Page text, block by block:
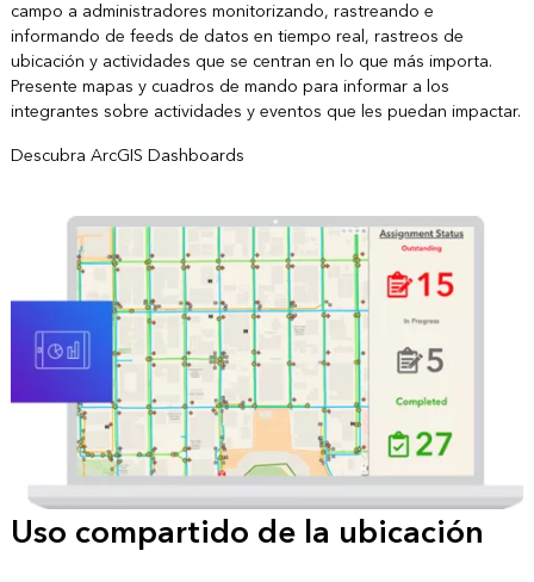
campo a administradores monitorizando, rastreando e
informando de feeds de datos en tiempo real, rastreos de
ubicación y actividades que se centran en lo que más importa.
Presente mapas y cuadros de mando para informar a los
integrantes sobre actividades y eventos que les puedan impactar.
Descubra ArcGIS Dashboards
Uso compartido de la ubicación